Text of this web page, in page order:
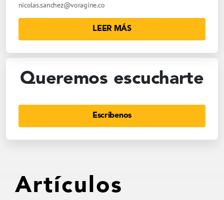
nicolas.sanchez@voragine.co
LEER MÁS
Queremos escucharte
Escríbenos
Artículos